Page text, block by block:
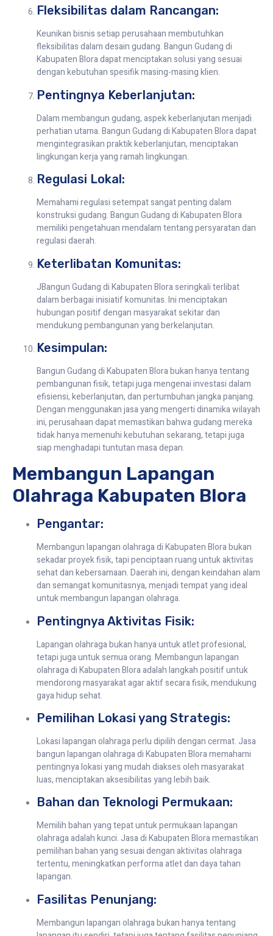
Fleksibilitas dalam Rancangan:
Keunikan bisnis setiap perusahaan membutuhkan
fleksibilitas dalam desain gudang. Bangun Gudang di
Kabupaten Blora dapat menciptakan solusi yang sesuai
dengan kebutuhan spesifik masing-masing klien.
Pentingnya Keberlanjutan:
Dalam membangun gudang, aspek keberlanjutan menjadi
perhatian utama. Bangun Gudang di Kabupaten Blora dapat
mengintegrasikan praktik keberlanjutan, menciptakan
lingkungan kerja yang ramah lingkungan.
Regulasi Lokal:
Memahami regulasi setempat sangat penting dalam
konstruksi gudang. Bangun Gudang di Kabupaten Blora
memiliki pengetahuan mendalam tentang persyaratan dan
regulasi daerah.
Keterlibatan Komunitas:
JBangun Gudang di Kabupaten Blora seringkali terlibat
dalam berbagai inisiatif komunitas. Ini menciptakan
hubungan positif dengan masyarakat sekitar dan
mendukung pembangunan yang berkelanjutan.
Kesimpulan:
Bangun Gudang di Kabupaten Blora bukan hanya tentang
pembangunan fisik, tetapi juga mengenai investasi dalam
efisiensi, keberlanjutan, dan pertumbuhan jangka panjang.
Dengan menggunakan jasa yang mengerti dinamika wilayah
ini, perusahaan dapat memastikan bahwa gudang mereka
tidak hanya memenuhi kebutuhan sekarang, tetapi juga
siap menghadapi tuntutan masa depan.
Membangun Lapangan
Olahraga Kabupaten Blora
Pengantar:
Membangun lapangan olahraga di Kabupaten Blora bukan
sekadar proyek fisik, tapi penciptaan ruang untuk aktivitas
sehat dan kebersamaan. Daerah ini, dengan keindahan alam
dan semangat komunitasnya, menjadi tempat yang ideal
untuk membangun lapangan olahraga.
Pentingnya Aktivitas Fisik:
Lapangan olahraga bukan hanya untuk atlet profesional,
tetapi juga untuk semua orang. Membangun lapangan
olahraga di Kabupaten Blora adalah langkah positif untuk
mendorong masyarakat agar aktif secara fisik, mendukung
gaya hidup sehat.
Pemilihan Lokasi yang Strategis:
Lokasi lapangan olahraga perlu dipilih dengan cermat. Jasa
bangun lapangan olahraga di Kabupaten Blora memahami
pentingnya lokasi yang mudah diakses oleh masyarakat
luas, menciptakan aksesibilitas yang lebih baik.
Bahan dan Teknologi Permukaan:
Memilih bahan yang tepat untuk permukaan lapangan
olahraga adalah kunci. Jasa di Kabupaten Blora memastikan
pemilihan bahan yang sesuai dengan aktivitas olahraga
tertentu, meningkatkan performa atlet dan daya tahan
lapangan.
Fasilitas Penunjang:
Membangun lapangan olahraga bukan hanya tentang